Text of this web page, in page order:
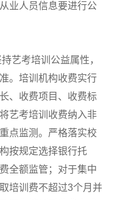
业人员信息要进行公
艺考培训公益属性，
。培训机构收费实行
、收费项目、收费标
艺考培训收费纳入非
点监测。严格落实校
按规定选择银行托
全额监管；对于集中
培训费不超过3个月并